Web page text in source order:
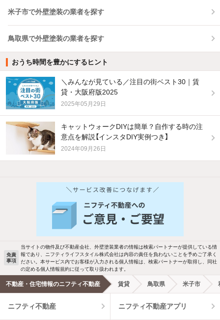
米子市で外壁塗装の業者を探す
鳥取県で外壁塗装の業者を探す
おうち時間を豊かにするヒント
＼みんなが見ている／注目の街ベスト30｜賃
貸・大阪府版2025
2025年05月29日
キャットウォークDIYは簡単？自作する時の注
意点を解説【インスタDIY実例つき】
2024年09月26日
他の人はこんな条件で絞り込んでいます！
バス・トイレ別 2階以上
駐車場あり ペット相談
洗濯機置場あり 独立洗面台
エアコンあり 都市ガス
温水洗浄便座 オートロック
新着物件メール通知
検索中の条件の新着物件情報をいち早く
新着メール通知を受け取る
免責
事項
当サイトの物件及び不動産会社、外壁塗装業者の情報は検索パートナーが提供している情
報であり、ニフティライフスタイル株式会社は内容の責任を負わないことを予めご了承く
ださい。本サービス内でお客様が入力される個人情報は、検索パートナーが取得し、同社
の定める個人情報規約に従って取り扱われます。
不動産・住宅情報のニフティ不動産 賃貸 鳥取県 米子市
ニフティ不動産 ニフティ不動産アプリ